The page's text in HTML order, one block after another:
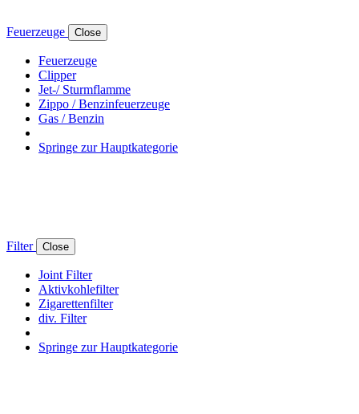
Feuerzeuge Close
Feuerzeuge
Clipper
Jet-/ Sturmflamme
Zippo / Benzinfeuerzeuge
Gas / Benzin
Springe zur Hauptkategorie
Filter Close
Joint Filter
Aktivkohlefilter
Zigarettenfilter
div. Filter
Springe zur Hauptkategorie